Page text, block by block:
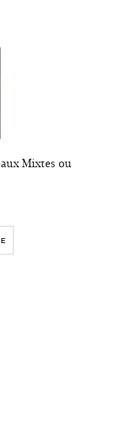
Mixtes ou